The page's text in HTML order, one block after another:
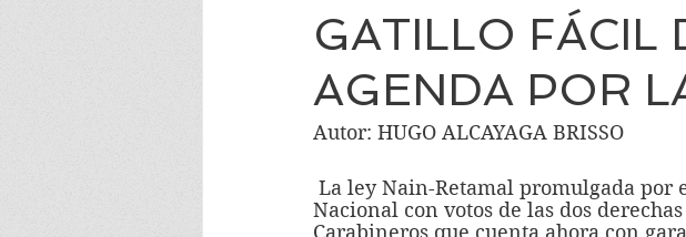
GATILLO FÁCIL
AGENDA POR
Autor: HUGO ALCAYAGA BRISSO
Nacional con votos de las dos
Carabineros que cuenta ahora con